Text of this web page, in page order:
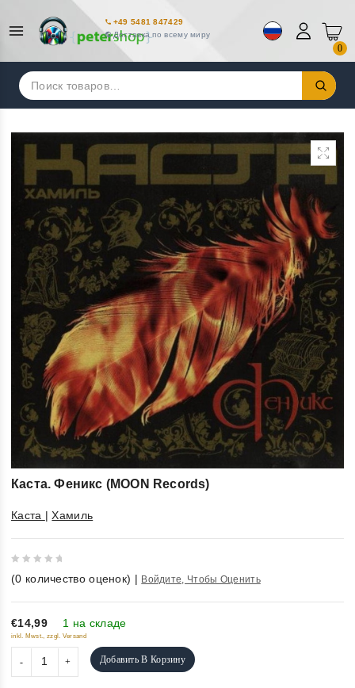
+49 5481 847429
Доставка по всему миру
0
Искать:
Каста. Феникс (MOON Records)
Каста |Хамиль
out
of
5
(0 количество оценок) | Войдите, Чтобы Оценить
€14,99 1 на складе
inkl. Mwst., zzgl. Versand
Добавить В Корзину